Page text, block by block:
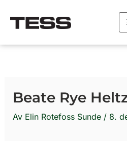
rett
Beate Rye
Av Elin Rotefoss Sunde / 8.